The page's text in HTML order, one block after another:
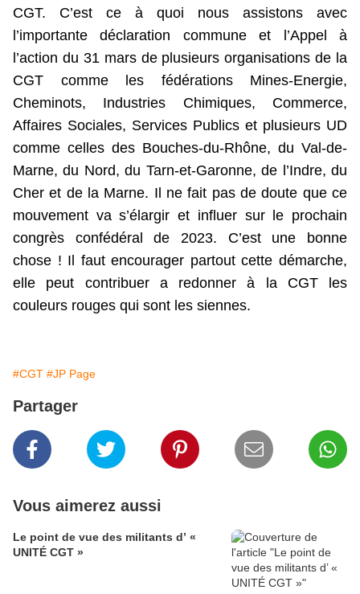
CGT. C’est ce à quoi nous assistons avec
l’importante déclaration commune et l’Appel à
l’action du 31 mars de plusieurs organisations de la
CGT comme les fédérations Mines-Energie,
Cheminots, Industries Chimiques, Commerce,
Affaires Sociales, Services Publics et plusieurs UD
comme celles des Bouches-du-Rhône, du Val-de-
Marne, du Nord, du Tarn-et-Garonne, de l’Indre, du
Cher et de la Marne. Il ne fait pas de doute que ce
mouvement va s’élargir et influer sur le prochain
congrès confédéral de 2023. C’est une bonne
chose ! Il faut encourager partout cette démarche,
elle peut contribuer a redonner à la CGT les
couleurs rouges qui sont les siennes.
#CGT #JP Page
Partager
Vous aimerez aussi
Le point de vue des militants d’ «
UNITÉ CGT »